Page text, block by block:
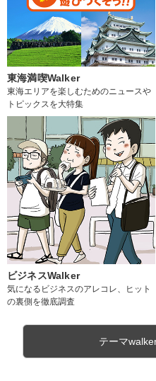
東海満喫Walker
東海エリアを楽しむためのニュースや
トピックスを大特集
ビジネスWalker
気になるビジネスのアレコレ、ヒット
の裏側を徹底調査
テーマ